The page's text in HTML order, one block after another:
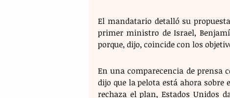
El mandatario detalló su
primer ministro de Israel,
porque, dijo, coincide con los
En una comparecencia de prensa
dijo que la pelota está ahora
rechaza el plan, Estados Unidos